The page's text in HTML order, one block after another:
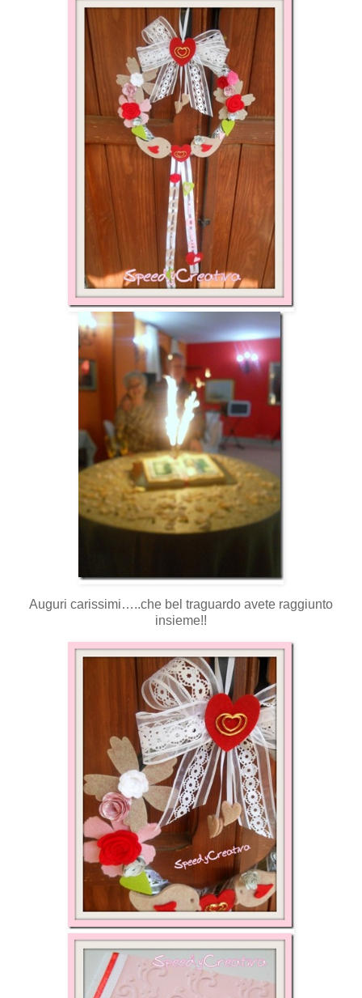
Auguri carissimi…..che bel traguardo avete raggiunto
insieme!!